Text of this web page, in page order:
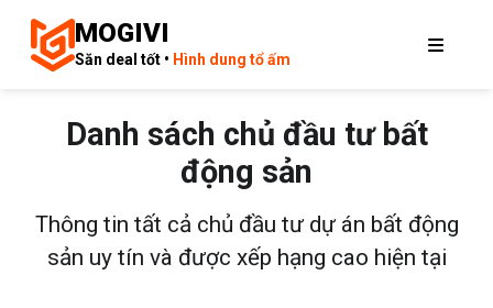
MOGIVI
Săn deal tốt • Hình dung tổ ấm
Danh sách chủ đầu tư bất
động sản
Thông tin tất cả chủ đầu tư dự án bất động
sản uy tín và được xếp hạng cao hiện tại